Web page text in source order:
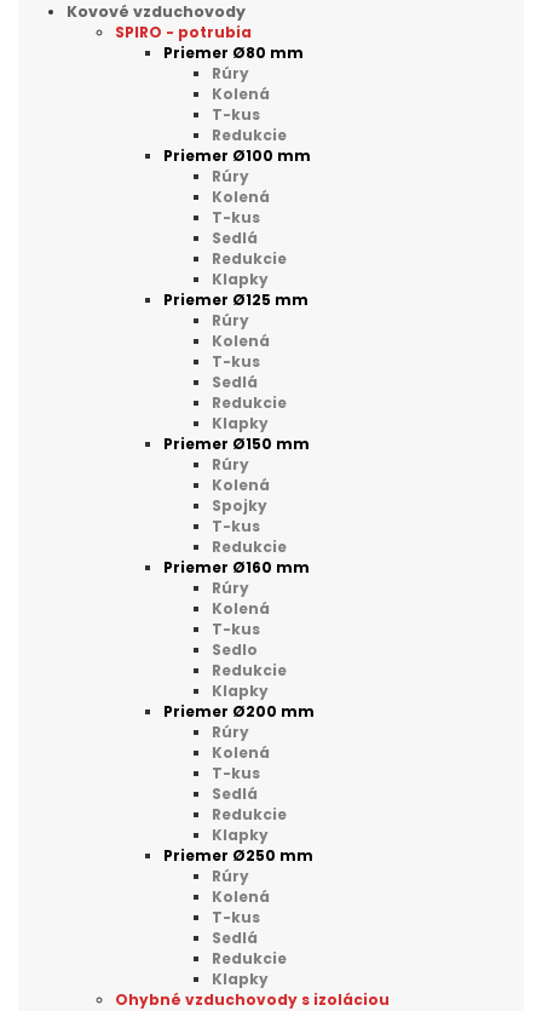
Kovové vzduchovody
SPIRO - potrubia
Priemer Ø80 mm
Rúry
Kolená
T-kus
Redukcie
Priemer Ø100 mm
Rúry
Kolená
T-kus
Sedlá
Redukcie
Klapky
Priemer Ø125 mm
Rúry
Kolená
T-kus
Sedlá
Redukcie
Klapky
Priemer Ø150 mm
Rúry
Kolená
Spojky
T-kus
Redukcie
Priemer Ø160 mm
Rúry
Kolená
T-kus
Sedlo
Redukcie
Klapky
Priemer Ø200 mm
Rúry
Kolená
T-kus
Sedlá
Redukcie
Klapky
Priemer Ø250 mm
Rúry
Kolená
T-kus
Sedlá
Redukcie
Klapky
Ohybné vzduchovody s izoláciou